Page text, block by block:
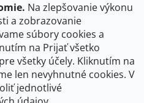
Na zlepšovanie výkonu
a zobrazovanie
súbory cookies a
na Prijať všetko
všetky účely. Kliknutím na
len nevyhnutné cookies. V
jednotlivé
Shocart
VKÚ Mapy Harmanec
Česko